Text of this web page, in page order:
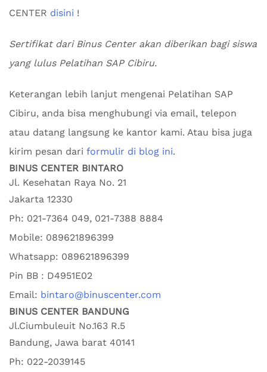
CENTER disini !
Sertifikat dari Binus Center akan diberikan bagi siswa
yang lulus Pelatihan SAP Cibiru.
Keterangan lebih lanjut mengenai Pelatihan SAP
Cibiru, anda bisa menghubungi via email, telepon
atau datang langsung ke kantor kami. Atau bisa juga
kirim pesan dari formulir di blog ini.
BINUS CENTER BINTARO
Jl. Kesehatan Raya No. 21
Jakarta 12330
Ph: 021-7364 049, 021-7388 8884
Mobile: 089621896399
Whatsapp: 089621896399
Pin BB : D4951E02
Email: bintaro@binuscenter.com
BINUS CENTER BANDUNG
Jl.Ciumbuleuit No.163 R.5
Bandung, Jawa barat 40141
Ph: 022-2039145